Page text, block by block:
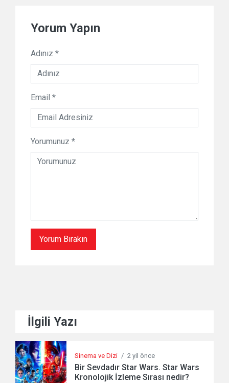
Yorum Yapın
Adınız *
Email *
Yorumunuz *
İlgili Yazı
Sinema ve Dizi / 2 yil önce
Bir Sevdadır Star Wars. Star Wars
Kronolojik İzleme Sırası nedir?